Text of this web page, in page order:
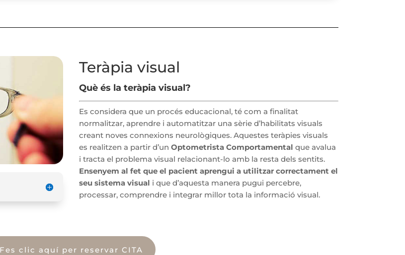
Teràpia visual
Què és la teràpia visual?
Es considera que un procés educacional, té com a finalitat
normalitzar, aprendre i automatitzar una sèrie d’habilitats visuals
creant noves connexions neurològiques. Aquestes teràpies visuals
es realitzen a partir d’unOptometrista Comportamental que avalua
i tracta el problema visual relacionant-lo amb la resta dels sentits.
Ensenyem al fet que el pacient aprengui a utilitzar correctament el
seu sistema visual i que d’aquesta manera pugui percebre,
processar, comprendre i integrar millor tota la informació visual.
Fes clic aquí per reservar CITA